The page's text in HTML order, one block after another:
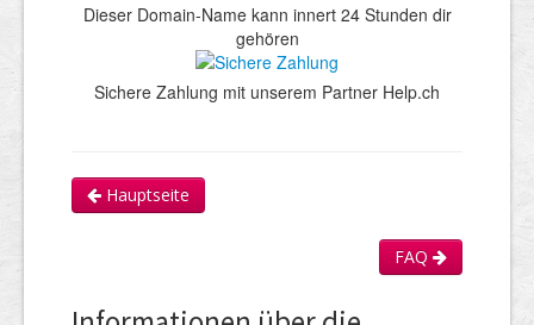
Dieser Domain-Name kann innert 24 Stunden dir
gehören
Sichere Zahlung mit unserem Partner Help.ch
Hauptseite
FAQ